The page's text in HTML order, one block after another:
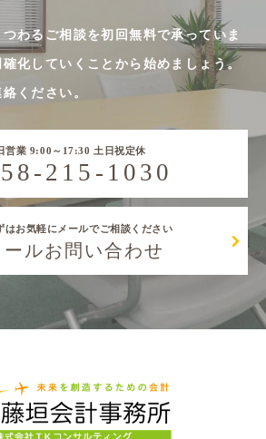
わるご相談を初回無料で承っていま
化していくことから始めましょう。
ください。
営業 9:00～17:30 土日祝定休
215-1030
はお気軽にメールでご相談ください
ールお問い合わせ